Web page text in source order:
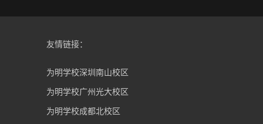
友情链接：
为明学校深圳南山校区
为明学校广州光大校区
为明学校成都北校区